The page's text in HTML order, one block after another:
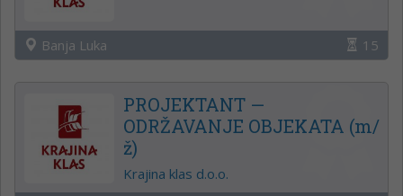
Banja Luka 15
PROJEKTANT —
ODRŽAVANJE OBJEKATA (m/
ž)
Krajina klas d.o.o.